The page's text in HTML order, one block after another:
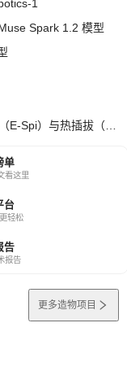
1
Spark 1.2 模型
单
看这里
台
轻松
告
报告
更多造物项目